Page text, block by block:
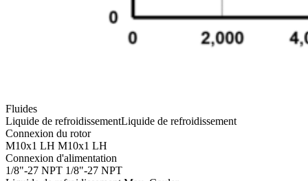
Fluides
Liquide de refroidissementLiquide de refroidissement
Connexion du rotor
M10x1 LH M10x1 LH
Connexion d'alimentation
1/8"-27 NPT 1/8"-27 NPT